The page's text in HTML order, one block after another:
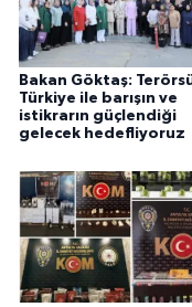
Bakan Göktaş:
Türkiye ile barışın ve
istikrarın güçlendiği
gelecek hedefliyoruz